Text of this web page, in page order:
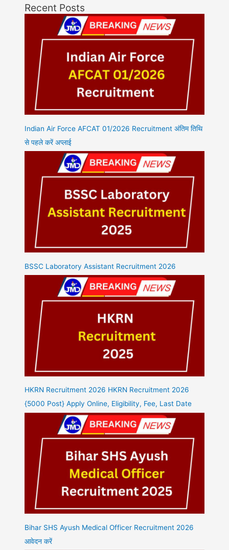
Recent Posts
Indian Air Force AFCAT 01/2026 Recruitment अंतिम तिथि
से पहले करें अप्लाई
BSSC Laboratory Assistant Recruitment 2026
HKRN Recruitment 2026 HKRN Recruitment 2026
{5000 Post} Apply Online, Eligibility, Fee, Last Date
Bihar SHS Ayush Medical Officer Recruitment 2026
आवेदन करें